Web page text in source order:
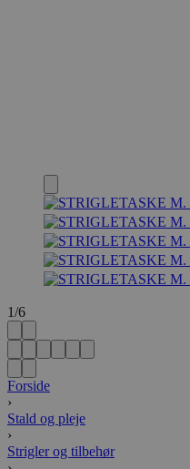
1/6
Forside
›
Stald og pleje
›
Strigler og tilbehør